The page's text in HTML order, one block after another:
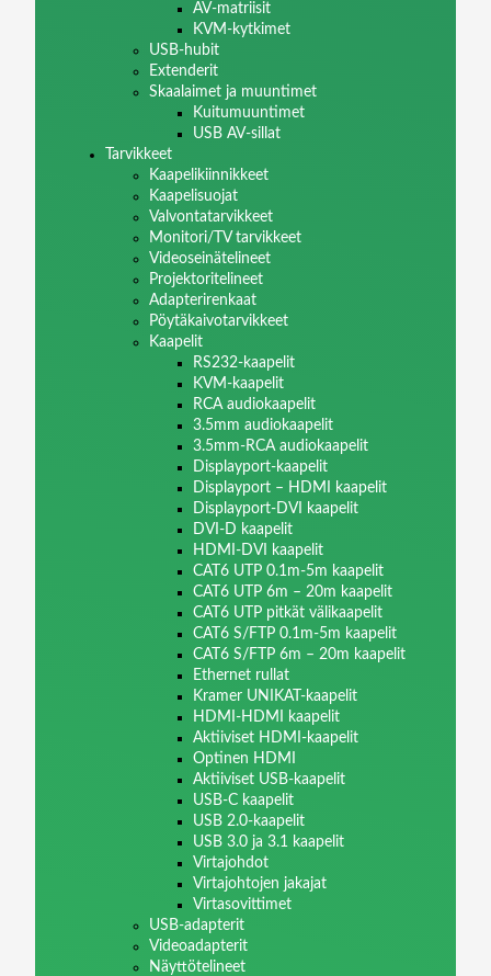
AV-matriisit
KVM-kytkimet
USB-hubit
Extenderit
Skaalaimet ja muuntimet
Kuitumuuntimet
USB AV-sillat
Tarvikkeet
Kaapelikiinnikkeet
Kaapelisuojat
Valvontatarvikkeet
Monitori/TV tarvikkeet
Videoseinätelineet
Projektoritelineet
Adapterirenkaat
Pöytäkaivotarvikkeet
Kaapelit
RS232-kaapelit
KVM-kaapelit
RCA audiokaapelit
3.5mm audiokaapelit
3.5mm-RCA audiokaapelit
Displayport-kaapelit
Displayport – HDMI kaapelit
Displayport-DVI kaapelit
DVI-D kaapelit
HDMI-DVI kaapelit
CAT6 UTP 0.1m-5m kaapelit
CAT6 UTP 6m – 20m kaapelit
CAT6 UTP pitkät välikaapelit
CAT6 S/FTP 0.1m-5m kaapelit
CAT6 S/FTP 6m – 20m kaapelit
Ethernet rullat
Kramer UNIKAT-kaapelit
HDMI-HDMI kaapelit
Aktiiviset HDMI-kaapelit
Optinen HDMI
Aktiiviset USB-kaapelit
USB-C kaapelit
USB 2.0-kaapelit
USB 3.0 ja 3.1 kaapelit
Virtajohdot
Virtajohtojen jakajat
Virtasovittimet
USB-adapterit
Videoadapterit
Näyttötelineet